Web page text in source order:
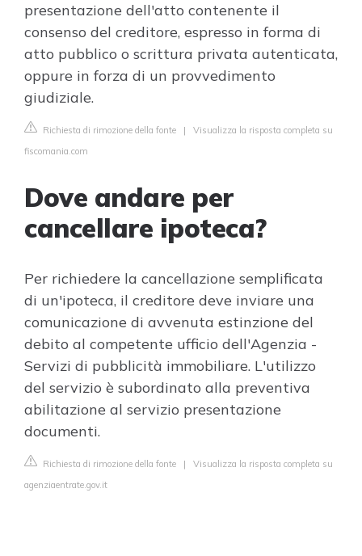
presentazione dell'atto contenente il
consenso del creditore, espresso in forma di
atto pubblico o scrittura privata autenticata,
oppure in forza di un provvedimento
giudiziale.
Richiesta di rimozione della fonte | Visualizza la risposta completa su
fiscomania.com
Dove andare per
cancellare ipoteca?
Per richiedere la cancellazione semplificata
di un'ipoteca, il creditore deve inviare una
comunicazione di avvenuta estinzione del
debito al competente ufficio dell'Agenzia -
Servizi di pubblicità immobiliare. L'utilizzo
del servizio è subordinato alla preventiva
abilitazione al servizio presentazione
documenti.
Richiesta di rimozione della fonte | Visualizza la risposta completa su
agenziaentrate.gov.it